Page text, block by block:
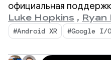
официальная
Также мы запускаем
призванные повысить
и расширить
Hub и Android XR
Luke Hopkins , Ryan
#Android XR #Google I/O